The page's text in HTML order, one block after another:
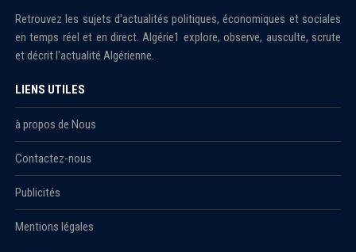
Retrouvez les sujets d'actualités politiques, économiques et sociales
en temps réel et en direct. Algérie1 explore, observe, ausculte, scrute
et décrit l'actualité Algérienne.
LIENS UTILES
à propos de Nous
Contactez-nous
Publicités
Mentions légales